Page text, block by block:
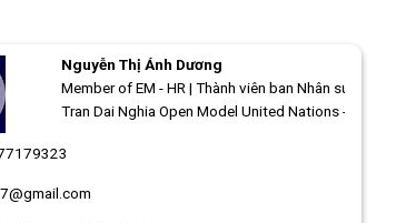
Nguyễn Thị Ánh Dương
Member of EM - HR | Thành viên ban Nhân sự - Hậu cần
Tran Dai Nghia Open Model United Nations - TOMUN